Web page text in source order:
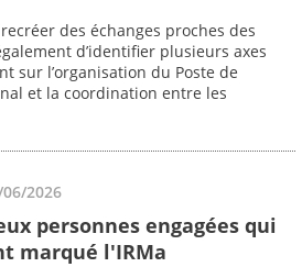
des échanges proches des
d’identifier plusieurs axes
sur l’organisation du Poste de
et la coordination entre les
2026
personnes engagées qui
marqué l'IRMa